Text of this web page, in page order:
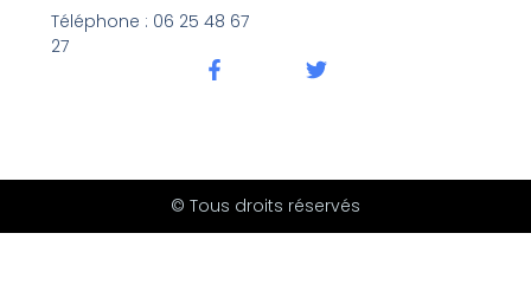
Téléphone : ‭06 25 48 67
27‬
© Tous droits réservés